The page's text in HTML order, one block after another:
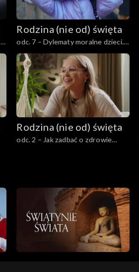
Rodzina (nie od) święta
odc. 7 – Dylematy moralne dzieci.
Jak formować sumienie dziecka?
Rodzina (nie od) święta
odc. 2 – Jak zadbać o zdrowie